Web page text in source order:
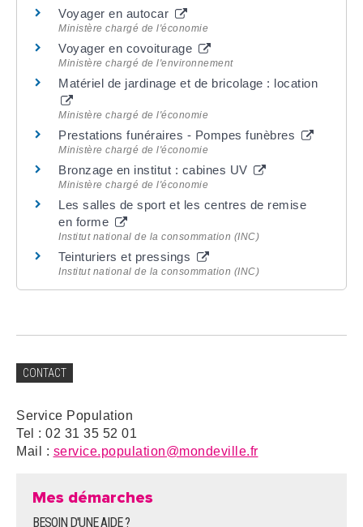
Voyager en autocar
Ministère chargé de l'économie
Voyager en covoiturage
Ministère chargé de l'environnement
Matériel de jardinage et de bricolage : location
Ministère chargé de l'économie
Prestations funéraires - Pompes funèbres
Ministère chargé de l'économie
Bronzage en institut : cabines UV
Ministère chargé de l'économie
Les salles de sport et les centres de remise
en forme
Institut national de la consommation (INC)
Teinturiers et pressings
Institut national de la consommation (INC)
CONTACT
Service Population
Tel : 02 31 35 52 01
Mail : service.population@mondeville.fr
Mes démarches
BESOIN D'UNE AIDE ?